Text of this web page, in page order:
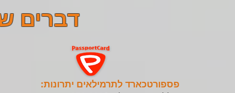
דברים
פספורטכארד לתרמילאים יתרונות: